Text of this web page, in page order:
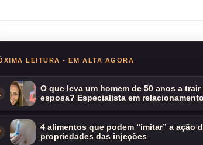
LEITURA - EM ALTA AGORA
O que leva um homem de 50 anos a
esposa? Especialista em
4 alimentos que podem “imitar” a ação
propriedades das injeções